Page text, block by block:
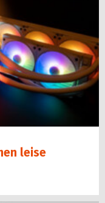
leise